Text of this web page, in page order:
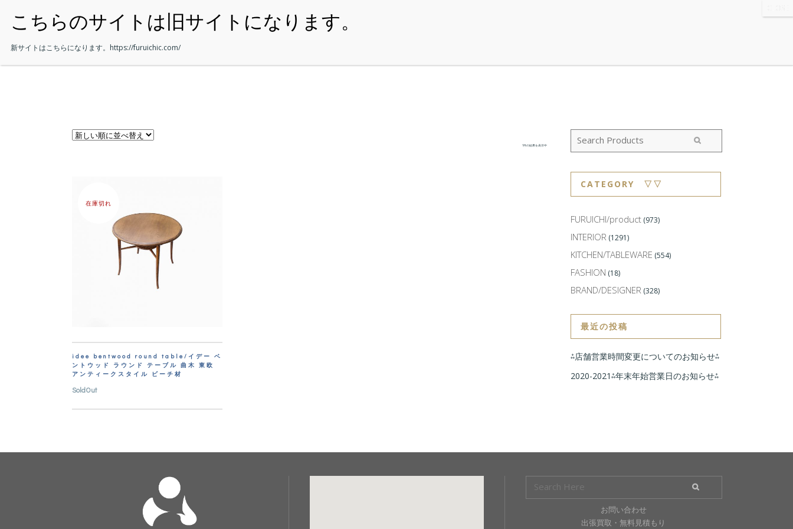
・HOME ・ITEM ・SHOPPING-GUIDE
1件の結果を表示中
在庫切れ
idee bentwood round table/イデー ベ
ントウッド ラウンド テーブル 曲木 東欧
アンティークスタイル ビーチ材
SoldOut
CATEGORY ▽▽
FURUICHI/product (973)
INTERIOR (1291)
KITCHEN/TABLEWARE (554)
FASHION (18)
BRAND/DESIGNER (328)
最近の投稿
⁂店舗営業時間変更についてのお知らせ⁂
2020-2021⁂年末年始営業日のお知らせ⁂
お問い合わせ
出張買取・無料見積もり
新サイトはこちらになります。 https://furuichic.com/